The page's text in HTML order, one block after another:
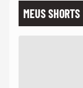
MEUS SHORTS